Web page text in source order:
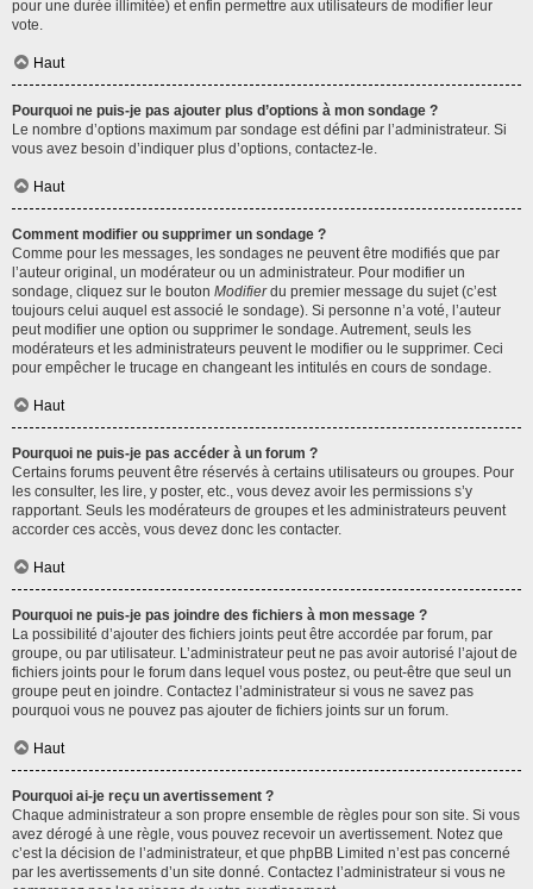
pour une durée illimitée) et enfin permettre aux utilisateurs de modifier leur
vote.
Haut
Pourquoi ne puis-je pas ajouter plus d’options à mon sondage ?
Le nombre d’options maximum par sondage est défini par l’administrateur. Si
vous avez besoin d’indiquer plus d’options, contactez-le.
Haut
Comment modifier ou supprimer un sondage ?
Comme pour les messages, les sondages ne peuvent être modifiés que par
l’auteur original, un modérateur ou un administrateur. Pour modifier un
sondage, cliquez sur le bouton Modifierdu premier message du sujet (c’est
toujours celui auquel est associé le sondage). Si personne n’a voté, l’auteur
peut modifier une option ou supprimer le sondage. Autrement, seuls les
modérateurs et les administrateurs peuvent le modifier ou le supprimer. Ceci
pour empêcher le trucage en changeant les intitulés en cours de sondage.
Haut
Pourquoi ne puis-je pas accéder à un forum ?
Certains forums peuvent être réservés à certains utilisateurs ou groupes. Pour
les consulter, les lire, y poster, etc., vous devez avoir les permissions s’y
rapportant. Seuls les modérateurs de groupes et les administrateurs peuvent
accorder ces accès, vous devez donc les contacter.
Haut
Pourquoi ne puis-je pas joindre des fichiers à mon message ?
La possibilité d’ajouter des fichiers joints peut être accordée par forum, par
groupe, ou par utilisateur. L’administrateur peut ne pas avoir autorisé l’ajout de
fichiers joints pour le forum dans lequel vous postez, ou peut-être que seul un
groupe peut en joindre. Contactez l’administrateur si vous ne savez pas
pourquoi vous ne pouvez pas ajouter de fichiers joints sur un forum.
Haut
Pourquoi ai-je reçu un avertissement ?
Chaque administrateur a son propre ensemble de règles pour son site. Si vous
avez dérogé à une règle, vous pouvez recevoir un avertissement. Notez que
c’est la décision de l’administrateur, et que phpBB Limited n’est pas concerné
par les avertissements d’un site donné. Contactez l’administrateur si vous ne